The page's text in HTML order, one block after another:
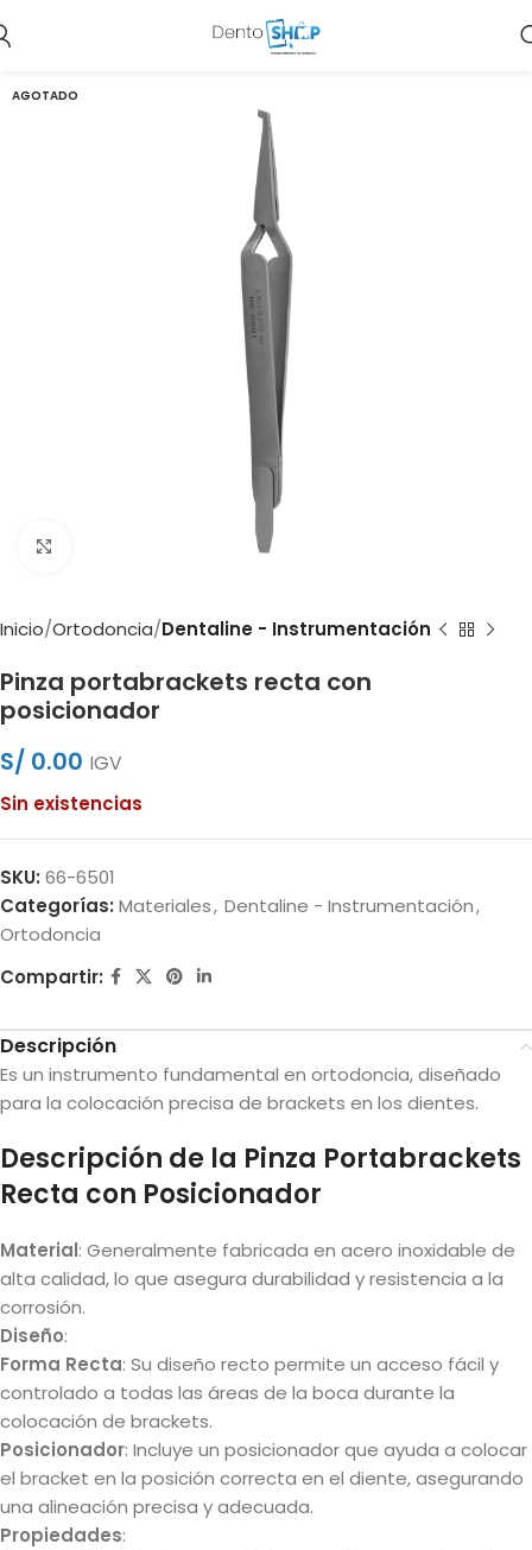
AGOTADO
Inicio Ortodoncia Dentaline - Instrumentación
Pinza portabrackets recta con
posicionador
S/ 0.00 IGV
Sin existencias
SKU: 66-6501
Categorías: Materiales, Dentaline - Instrumentación,
Ortodoncia
Compartir:
Descripción
Es un instrumento fundamental en ortodoncia, diseñado
para la colocación precisa de brackets en los dientes.
Descripción de la Pinza Portabrackets
Recta con Posicionador
Material: Generalmente fabricada en acero inoxidable de
alta calidad, lo que asegura durabilidad y resistencia a la
corrosión.
Diseño:
Forma Recta: Su diseño recto permite un acceso fácil y
controlado a todas las áreas de la boca durante la
colocación de brackets.
Posicionador: Incluye un posicionador que ayuda a colocar
el bracket en la posición correcta en el diente, asegurando
una alineación precisa y adecuada.
Propiedades: